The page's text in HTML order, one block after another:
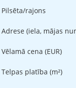
Pilsēta/rajons
Adrese (iela, mājas
Vēlamā cena (EUR)
Telpas platība (m²)